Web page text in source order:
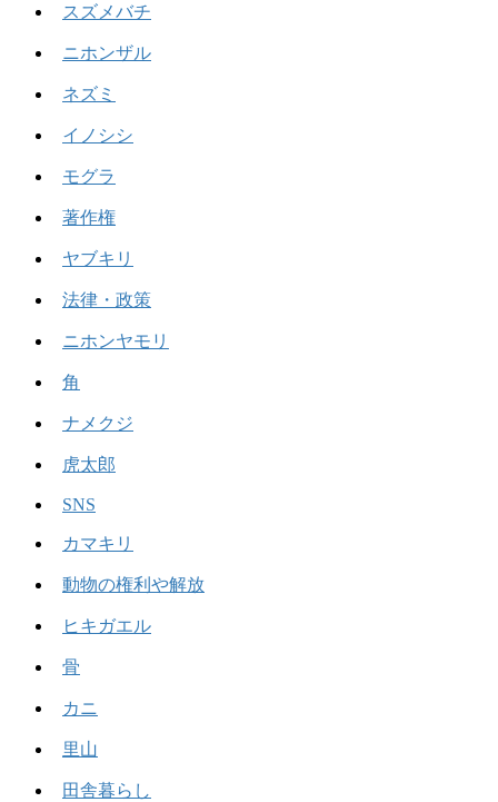
スズメバチ
ニホンザル
ネズミ
イノシシ
モグラ
著作権
ヤブキリ
法律・政策
ニホンヤモリ
角
ナメクジ
虎太郎
SNS
カマキリ
動物の権利や解放
ヒキガエル
骨
カニ
里山
田舎暮らし